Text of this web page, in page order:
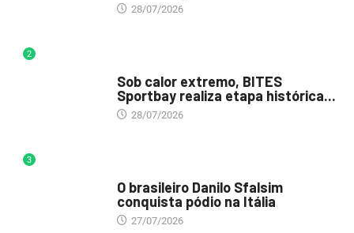
28/07/2026
2
Sob calor extremo, BITES
Sportbay realiza etapa histórica...
28/07/2026
3
O brasileiro Danilo Sfalsim
conquista pódio na Itália
27/07/2026